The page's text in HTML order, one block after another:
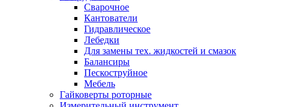
Сварочное
Кантователи
Гидравлическое
Лебедки
Для замены тех. жидкостей и смазок
Балансиры
Пескоструйное
Мебель
Гайковерты роторные